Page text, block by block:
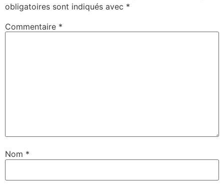
obligatoires sont indiqués avec *
Commentaire *
Nom *